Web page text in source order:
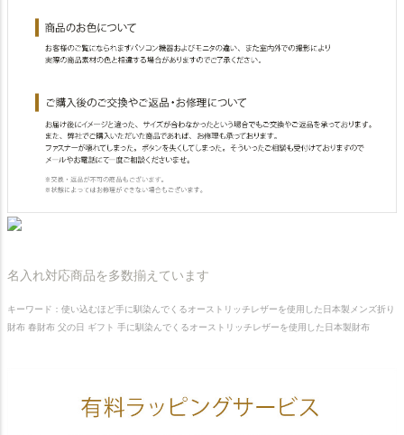
名入れ対応商品を多数揃えています
キーワード：使い込むほど手に馴染んでくるオーストリッチレザーを使用した日本製メンズ折り
財布 春財布 父の日 ギフト 手に馴染んでくるオーストリッチレザーを使用した日本製財布